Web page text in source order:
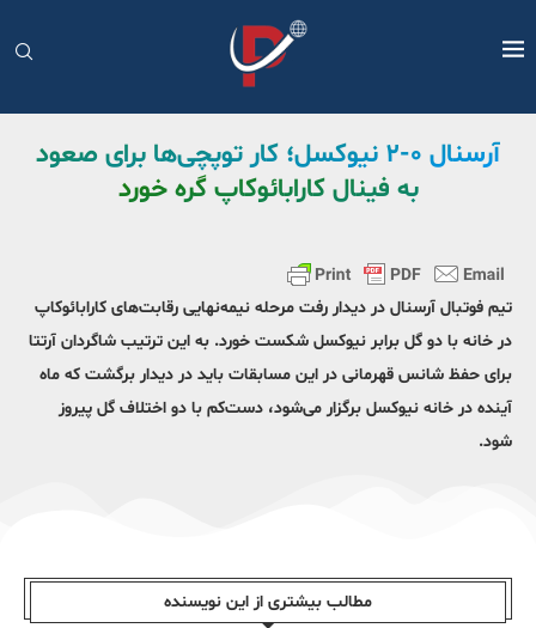
آرسنال ۰-۲ نیوکسل؛ کار توپچی‌ها برای صعود
به فینال کارابائوکاپ گره خورد
تیم فوتبال آرسنال در دیدار رفت مرحله نیمه‌نهایی رقابت‌های کارابائوکاپ
در خانه با دو گل برابر نیوکسل شکست خورد. به این ترتیب شاگردان آرتتا
برای حفظ شانس قهرمانی در این مسابقات باید در دیدار برگشت که ماه
آینده در خانه نیوکسل برگزار می‌شود، دست‌کم با دو اختلاف گل پیروز
شود.
مطالب بیشتری از این نویسندە